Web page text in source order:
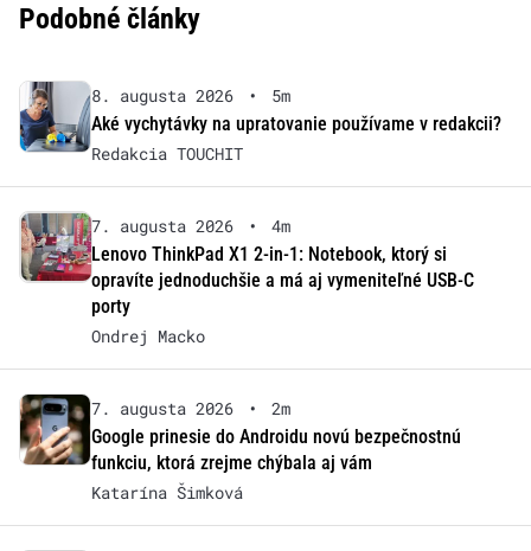
Podobné články
8. augusta 2026 •
5m
Aké vychytávky na upratovanie používame v redakcii?
Redakcia TOUCHIT
7. augusta 2026 •
4m
Lenovo ThinkPad X1 2-in-1: Notebook, ktorý si
opravíte jednoduchšie a má aj vymeniteľné USB-C
porty
Ondrej Macko
7. augusta 2026 •
2m
Google prinesie do Androidu novú bezpečnostnú
funkciu, ktorá zrejme chýbala aj vám
Katarína Šimková